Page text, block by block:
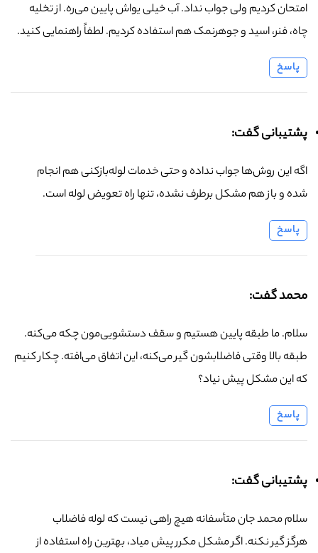
امتحان کردیم ولی جواب نداد. آب خیلی یواش پایین می‌ره. از تخلیه
چاه، فنر، اسید و جوهرنمک هم استفاده کردیم. لطفاً راهنمایی کنید.
پاسخ
پشتیبانی گفت:
اگه این روش‌ها جواب نداده و حتی خدمات لوله‌بازکنی هم انجام
شده و باز هم مشکل برطرف نشده، تنها راه تعویض لوله است.
پاسخ
محمد گفت:
سلام. ما طبقه پایین هستیم و سقف دستشویی‌مون چکه می‌کنه.
طبقه بالا وقتی فاضلابشون گیر می‌کنه، این اتفاق می‌افته. چکار کنیم
که این مشکل پیش نیاد؟
پاسخ
پشتیبانی گفت:
سلام محمد جان متأسفانه هیچ راهی نیست که لوله فاضلاب
هرگز گیر نکنه. اگر مشکل مکرر پیش میاد، بهترین راه استفاده از